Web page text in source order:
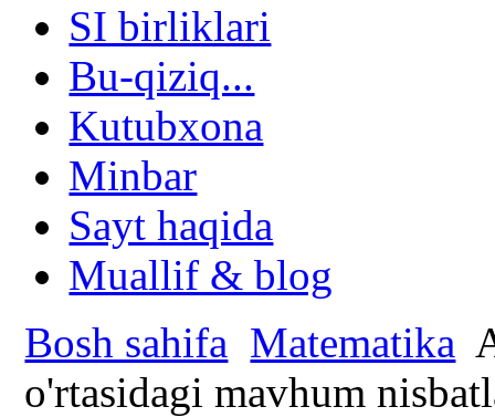
SI birliklari
Bu-qiziq...
Kutubxona
Minbar
Sayt haqida
Muallif & blog
Bosh sahifa Matematika
o'rtasidagi mavhum